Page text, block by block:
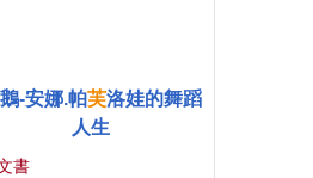
-安娜.帕芙洛娃的舞蹈
人生
書